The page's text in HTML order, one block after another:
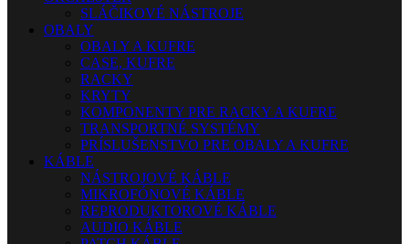
SLÁČIKOVÉ NÁSTROJE
OBALY
OBALY A KUFRE
CASE, KUFRE
RACKY
KRYTY
KOMPONENTY PRE RACKY A KUFRE
TRANSPORTNÉ SYSTÉMY
PRÍSLUŠENSTVO PRE OBALY A KUFRE
KÁBLE
NÁSTROJOVÉ KÁBLE
MIKROFÓNOVÉ KÁBLE
REPRODUKTOROVÉ KÁBLE
AUDIO KÁBLE